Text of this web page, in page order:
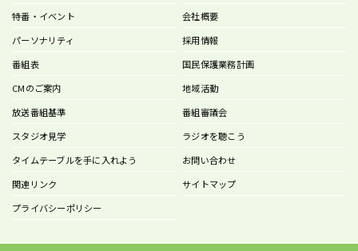
特番・イベント
パーソナリティ
番組表
CMのご案内
会社概要
採用情報
国民保護業務計画
地域活動
放送番組基準
番組審議会
スタジオ見学
ラジオを聴こう
タイムテーブルを手に入れよう
お問い合わせ
関連リンク
サイトマップ
プライバシーポリシー